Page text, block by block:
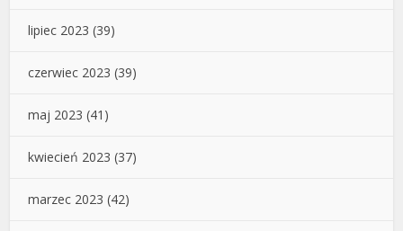
lipiec 2023 (39)
czerwiec 2023 (39)
maj 2023 (41)
kwiecień 2023 (37)
marzec 2023 (42)